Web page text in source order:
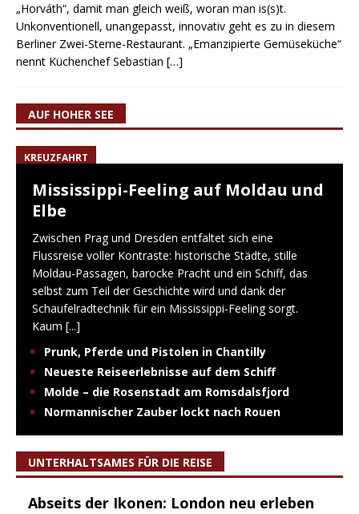
„Horváth“, damit man gleich weiß, woran man is(s)t.
Unkonventionell, unangepasst, innovativ geht es zu in diesem
Berliner Zwei-Sterne-Restaurant. „Emanzipierte Gemüseküche“
nennt Küchenchef Sebastian […]
AUF HOHER SEE
KREUZFAHRT
Mississippi-Feeling auf Moldau und
Elbe
Zwischen Prag und Dresden entfaltet sich eine
Flussreise voller Kontraste: historische Städte, stille
Moldau-Passagen, barocke Pracht und ein Schiff, das
selbst zum Teil der Geschichte wird und dank der
Schaufelradtechnik für ein Mississippi-Feeling sorgt.
Kaum [...]
Prunk, Pferde und Pistolen in Chantilly
Neueste Reiseerlebnisse auf dem Schiff
Molde – die Rosenstadt am Romsdalsfjord
Normannischer Zauber lockt nach Rouen
UNTERHALTSAMES FÜR DIE REISE
Abseits der Ikonen: London neu erleben